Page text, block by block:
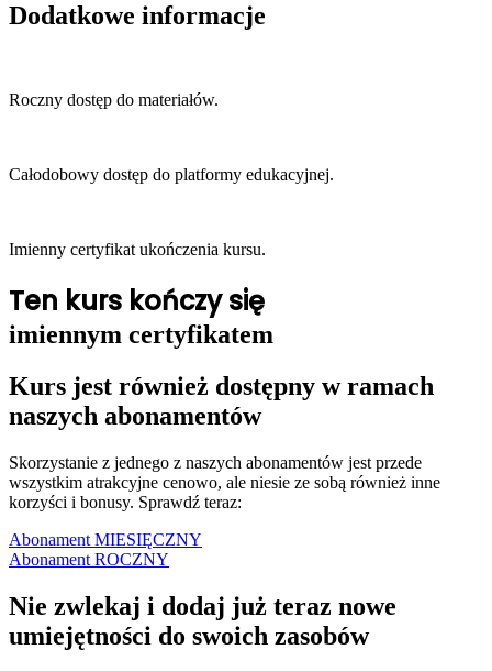
Dodatkowe informacje
Roczny dostęp do materiałów.
Całodobowy dostęp do platformy edukacyjnej.
Imienny certyfikat ukończenia kursu.
Ten kurs kończy się
imiennym certyfikatem
Kurs jest również dostępny w ramach
naszych abonamentów
Skorzystanie z jednego z naszych abonamentów jest przede
wszystkim atrakcyjne cenowo, ale niesie ze sobą również inne
korzyści i bonusy. Sprawdź teraz:
Abonament MIESIĘCZNY
Abonament ROCZNY
Nie zwlekaj i dodaj już teraz nowe
umiejętności do swoich zasobów